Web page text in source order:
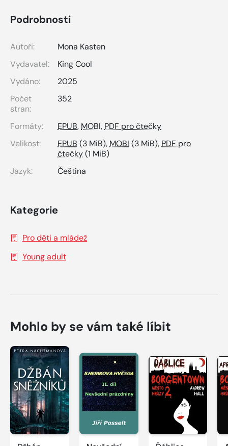
Podrobnosti
Autoři:
Mona Kasten
Vydavatel:
King Cool
Vydáno:
2025
Počet
stran:
352
Formáty: EPUB, MOBI, PDF pro čtečky
Velikost:
EPUB (3 MiB), MOBI (3 MiB), PDF pro
čtečky(1 MiB)
Jazyk:
Čeština
Kategorie
Pro děti a mládež
Young adult
Mohlo by se vám také líbit